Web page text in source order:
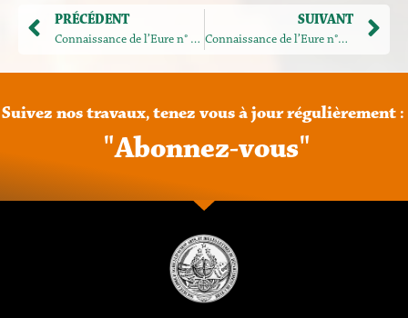
PRÉCÉDENT
Connaissance de l’Eure n° 212
SUIVANT
Connaissance de l’Eure n°214
Suivez nos travaux, tenez vous à jour régulièrement :
"Abonnez-vous"